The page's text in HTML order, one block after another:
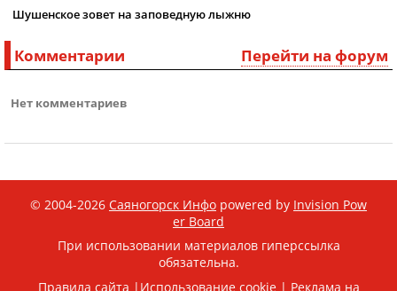
Шушенское зовет на заповедную лыжню
Перейти на форум
Комментарии
Нет комментариев
© 2004-2026 Саяногорск Инфо powered by Invision Pow
er Board
При использовании материалов гиперссылка
обязательна.
Правила сайта | Использование cookie| Реклама на